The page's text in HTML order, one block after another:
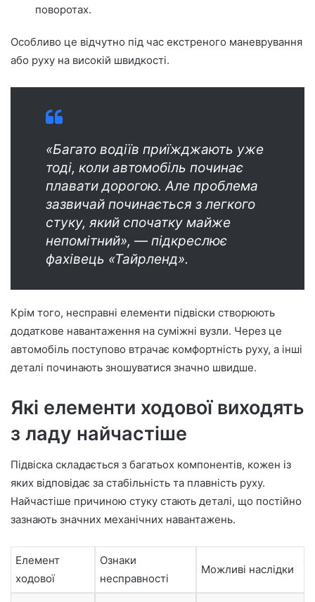
поворотах.
Особливо це відчутно під час екстреного маневрування
або руху на високій швидкості.
«Багато водіїв приїжджають уже
тоді, коли автомобіль починає
плавати дорогою. Але проблема
зазвичай починається з легкого
стуку, який спочатку майже
непомітний», — підкреслює
фахівець «Тайрленд».
Крім того, несправні елементи підвіски створюють
додаткове навантаження на суміжні вузли. Через це
автомобіль поступово втрачає комфортність руху, а інші
деталі починають зношуватися значно швидше.
Які елементи ходової виходять
з ладу найчастіше
Підвіска складається з багатьох компонентів, кожен із
яких відповідає за стабільність та плавність руху.
Найчастіше причиною стуку стають деталі, що постійно
зазнають значних механічних навантажень.
Елемент
ходової
Ознаки
несправності
Можливі наслідки